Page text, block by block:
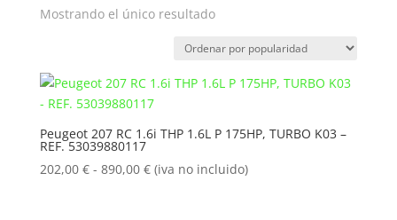
Mostrando el único resultado
Peugeot 207 RC 1.6i THP 1.6L P 175HP, TURBO K03 –
REF. 53039880117
202,00 € - 890,00 €Rango
(iva no incluido)